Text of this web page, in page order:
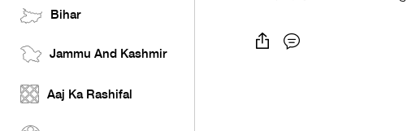
Bihar
Jammu And Kashmir
Aaj Ka Rashifal